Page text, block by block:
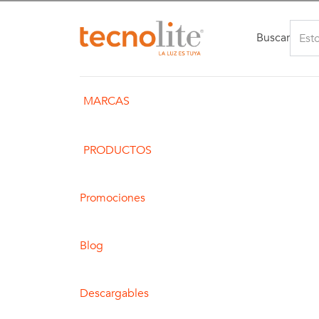
Buscar
MARCAS
PRODUCTOS
Promociones
Blog
Descargables